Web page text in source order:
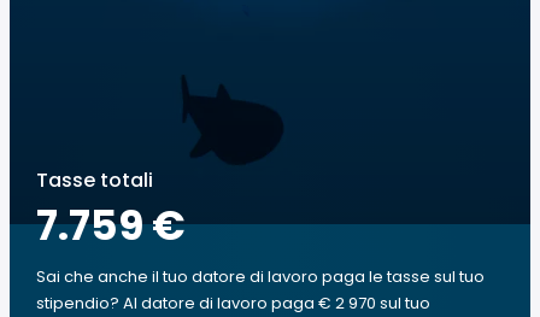
Tasse totali
7.759 €
Sai che anche il tuo datore di lavoro paga le tasse sul tuo
stipendio? Al datore di lavoro paga € 2 970 sul tuo